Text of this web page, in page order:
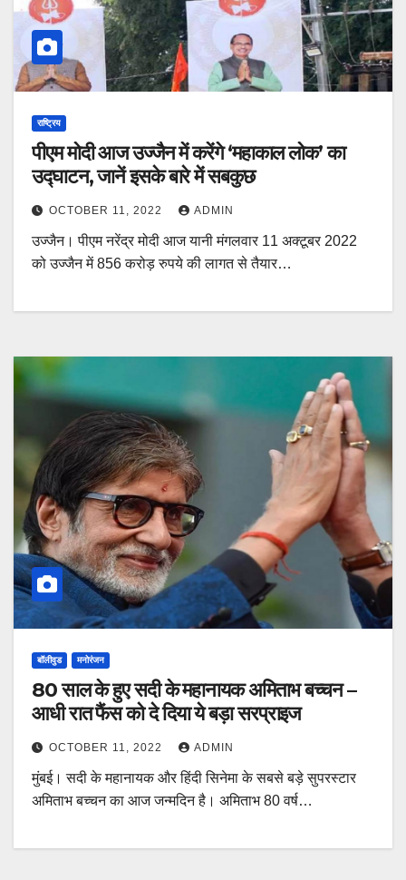
राष्ट्रिय
पीएम मोदी आज उज्जैन में करेंगे ‘महाकाल लोक’ का
उद्घाटन, जानें इसके बारे में सबकुछ
OCTOBER 11, 2022 ADMIN
उज्जैन। पीएम नरेंद्र मोदी आज यानी मंगलवार 11 अक्टूबर 2022
को उज्जैन में 856 करोड़ रुपये की लागत से तैयार…
बॉलीवुड मनोरंजन
80 साल के हुए सदी के महानायक अमिताभ बच्चन –
आधी रात फैंस को दे दिया ये बड़ा सरप्राइज
OCTOBER 11, 2022 ADMIN
मुंबई। सदी के महानायक और हिंदी सिनेमा के सबसे बड़े सुपरस्टार
अमिताभ बच्चन का आज जन्मदिन है। अमिताभ 80 वर्ष…